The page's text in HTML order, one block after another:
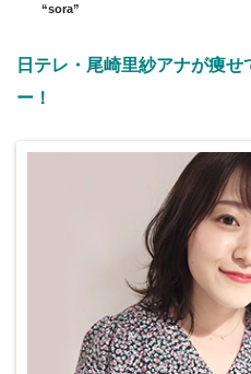
“sora”
日テレ・尾崎里紗アナが痩
ー！